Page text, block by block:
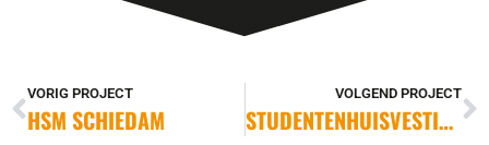
VORIG PROJECT
HSM SCHIEDAM
VOLGEND PROJECT
STUDENTENHUISVESTING LEIDEN